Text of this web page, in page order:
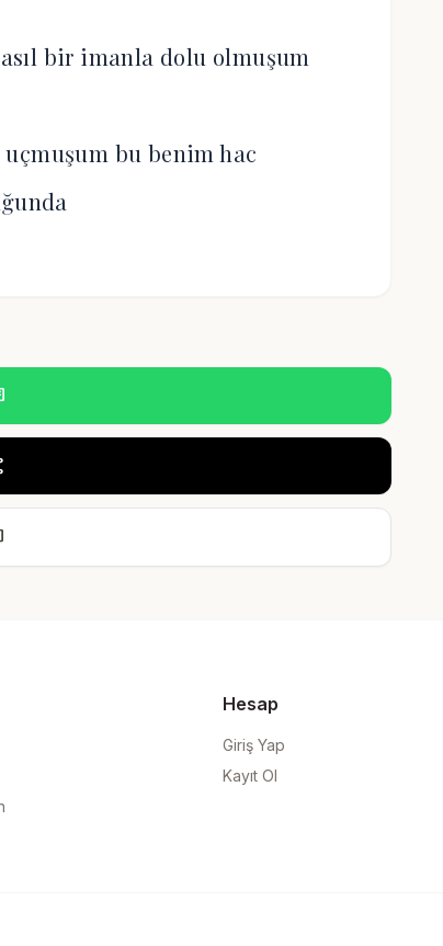
bir imanla dolu olmuşum
bu benim hac
Hesap
Giriş Yap
Kayıt Ol